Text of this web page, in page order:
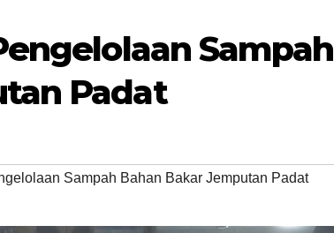
Sampah
Padat
Sampah Bahan Bakar Jemputan Padat